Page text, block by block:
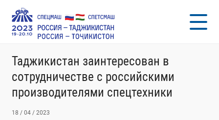
Таджикистан заинтересован в
сотрудничестве с российскими
производителями спецтехники
18 / 04 / 2023